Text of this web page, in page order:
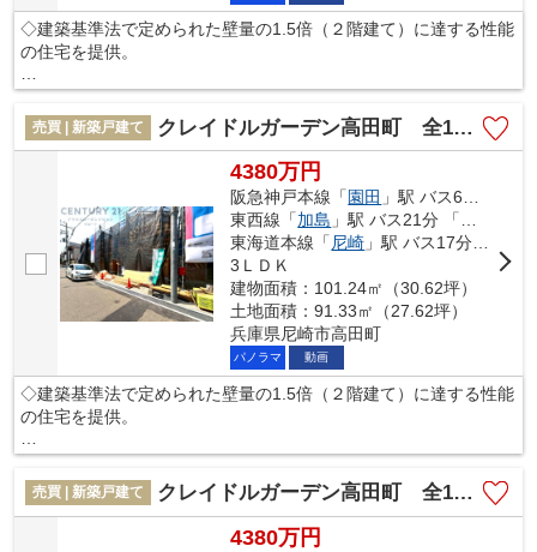
◇建築基準法で定められた壁量の1.5倍（２階建て）に達する性能
の住宅を提供。
◇さらにその耐久性を上げる制震装置(SAFE365)を採用。震度６
強の揺れを最大６７％低減。
◇その制震装置を搭載することで、制震住宅のコストを下げるこ
◇地震の揺れに耐える「耐震性能」と揺れを抑えて住宅へのダメ
ージを軽減する「制震性能」を兼ね備えた建売住宅ブランド
「QUIE」 。
◇安心の土台づくり１００％ベタ基礎へのこだわりや構造体を傷
めにくい工法を採用し、安心の住まいを提供します。
本掲載の設備写真は同仕様の施工例写真につき本件とは異なりま
す。
売買 | 新築戸建て クレイドルガーデン高田町 全15区画
4380万円
阪急神戸本線「園田 」駅 バス6分 「遊女塚」 停歩3分
東西線「加島 」駅 バス21分 「遊女塚」 停歩3分
東海道本線「尼崎 」駅 バス17分 「遊女塚」 停歩3分
3ＬＤＫ
建物面積：101.24㎡（30.62坪）
土地面積：91.33㎡（27.62坪）
兵庫県尼崎市高田町
パノラマ 動画
◇建築基準法で定められた壁量の1.5倍（２階建て）に達する性能
の住宅を提供。
◇さらにその耐久性を上げる制震装置(SAFE365)を採用。震度６
強の揺れを最大６７％低減。
◇その制震装置を搭載することで、制震住宅のコストを下げるこ
売買 | 新築戸建て クレイドルガーデン高田町 全15区画
4380万円